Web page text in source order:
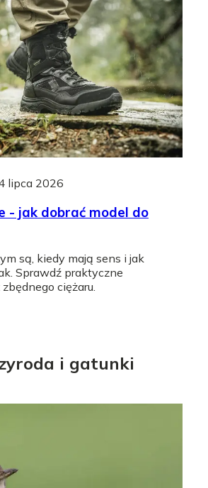
lipca 2026
- jak dobrać model do
są, kiedy mają sens i jak
Sprawdź praktyczne
ciężaru.
i gatunki